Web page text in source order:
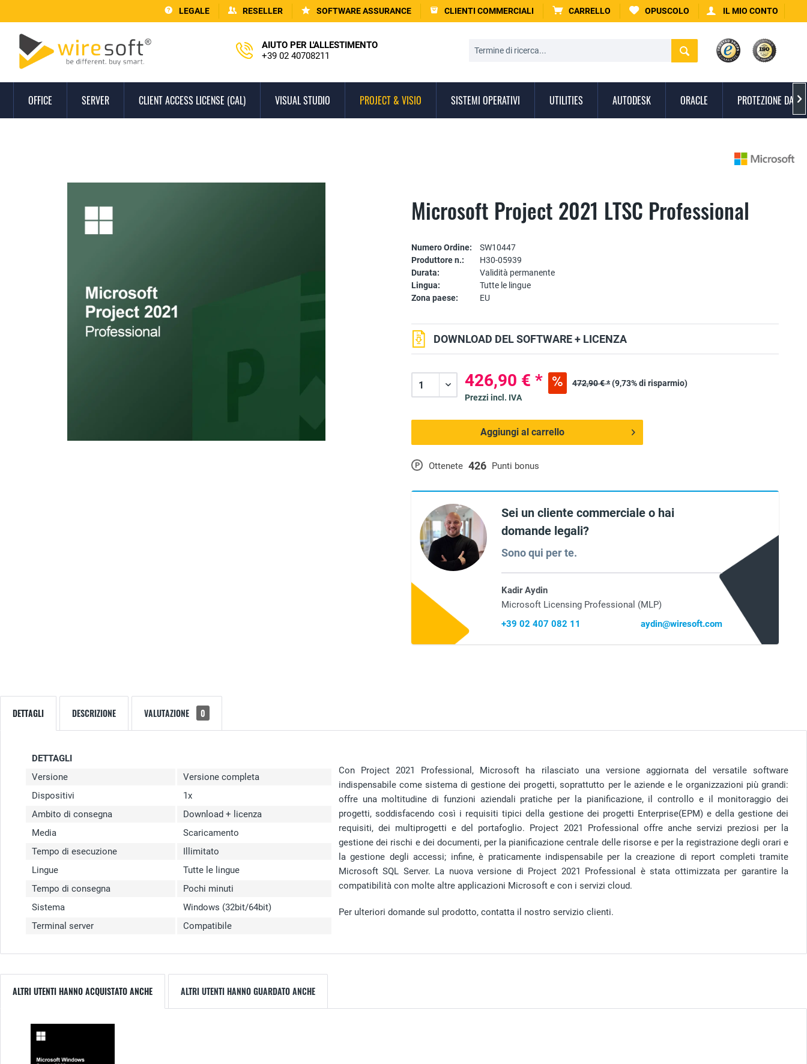
LEGALE RESELLER SOFTWARE ASSURANCE CLIENTI COMMERCIALI CARRELLO OPUSCOLO IL MIO CONTO
AIUTO PER L'ALLESTIMENTO
+39 02 40708211
OFFICE SERVER CLIENT ACCESS LICENSE (CAL) VISUAL STUDIO PROJECT & VISIO SISTEMI OPERATIVI UTILITIES AUTODESK ORACLE PROTEZIONE DAI
Microsoft Project 2021 LTSC Professional
Numero Ordine:
SW10447
Produttore n.:
H30-05939
Durata:
Validità permanente
Lingua:
Tutte le lingue
Zona paese:
EU
P Ottenete 426 Punti bonus
DOWNLOAD DEL SOFTWARE + LICENZA
426,90 € * 472,90 € *(9,73% di risparmio)
Prezzi incl. IVA
Aggiungi al carrello
Sei un cliente commerciale o hai
domande legali?
Sono qui per te.
Kadir Aydin
Microsoft Licensing Professional (MLP)
+39 02 407 082 11
aydin@wiresoft.com
DETTAGLI DESCRIZIONE VALUTAZIONE 0
DETTAGLI
Versione
Versione completa
Dispositivi
1x
Ambito di consegna
Download + licenza
Media
Scaricamento
Tempo di esecuzione
Illimitato
Lingue
Tutte le lingue
Tempo di consegna
Pochi minuti
Sistema
Windows (32bit/64bit)
Terminal server
Compatibile
Con Project 2021 Professional, Microsoft ha rilasciato una versione aggiornata del versatile software
indispensabile come sistema di gestione dei progetti, soprattutto per le aziende e le organizzazioni più grandi:
offre una moltitudine di funzioni aziendali pratiche per la pianificazione, il controllo e il monitoraggio dei
progetti, soddisfacendo così i requisiti tipici della gestione dei progetti Enterprise(EPM) e della gestione dei
requisiti, dei multiprogetti e del portafoglio. Project 2021 Professional offre anche servizi preziosi per la
gestione dei rischi e dei documenti, per la pianificazione centrale delle risorse e per la registrazione degli orari e
la gestione degli accessi; infine, è praticamente indispensabile per la creazione di report completi tramite
Microsoft SQL Server. La nuova versione di Project 2021 Professional è stata ottimizzata per garantire la
compatibilità con molte altre applicazioni Microsoft e con i servizi cloud.
Per ulteriori domande sul prodotto, contatta il nostro servizio clienti.
ALTRI UTENTI HANNO ACQUISTATO ANCHE ALTRI UTENTI HANNO GUARDATO ANCHE